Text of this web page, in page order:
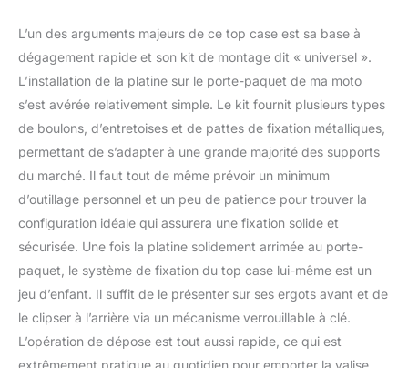
scooter est faite de
haute norme, classe 6
anti-poussière et classe
8 protection
imperméable à l'eau.
Protégez les objets
importants de la pluie et
de la poussière. Il n'y a
pas lieu de s'inquiéter du
changement climatique.
【Easy to Install】 :
double verrouillage, 3
secondes de libération
rapide, facile à enlever et
à installer la plaque de
supportant la charge,
L’un des arguments majeurs de ce top case est sa base à
dégagement rapide et son kit de montage dit « universel ».
L’installation de la platine sur le porte-paquet de ma moto
s’est avérée relativement simple. Le kit fournit plusieurs types
de boulons, d’entretoises et de pattes de fixation métalliques,
permettant de s’adapter à une grande majorité des supports
du marché. Il faut tout de même prévoir un minimum
d’outillage personnel et un peu de patience pour trouver la
configuration idéale qui assurera une fixation solide et
sécurisée. Une fois la platine solidement arrimée au porte-
paquet, le système de fixation du top case lui-même est un
jeu d’enfant. Il suffit de le présenter sur ses ergots avant et de
le clipser à l’arrière via un mécanisme verrouillable à clé.
L’opération de dépose est tout aussi rapide, ce qui est
extrêmement pratique au quotidien pour emporter la valise